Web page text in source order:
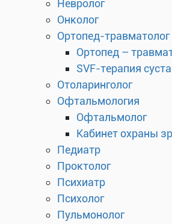
Невролог
Онколог
Ортопед-травматолог
Ортопед –
SVF-терапия
Отоларинголог
Офтальмология
Офтальмолог
Кабинет охраны
Педиатр
Проктолог
Психиатр
Психолог
Пульмонолог